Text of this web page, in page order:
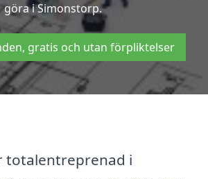
göra i Simonstorp.
gratis och utan förpliktelser
totalentreprenad i